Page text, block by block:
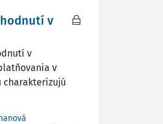
v
v
v